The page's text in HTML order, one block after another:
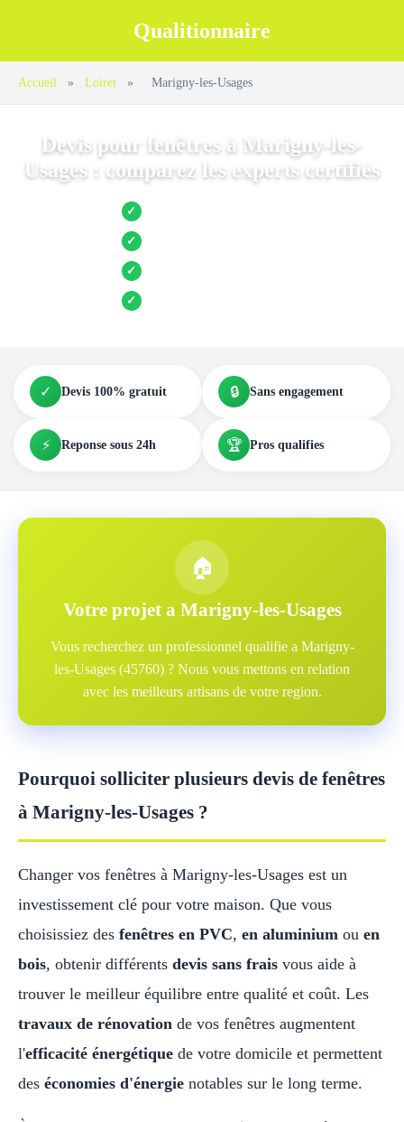
Qualitionnaire
Accueil » Loiret » Marigny-les-Usages
Devis pour fenêtres à Marigny-les-
Usages : comparez les experts certifiés
✓ Jusqu’à 3 devis comparés
✓ Entreprises locales vérifiées
✓ Pose garantie
✓ Aides et primes incluses
✓ Devis 100% gratuit 🔒 Sans engagement
⚡ Reponse sous 24h 🏆 Pros qualifies
🏠
Votre projet a Marigny-les-Usages
Vous recherchez un professionnel qualifie a Marigny-
les-Usages (45760) ? Nous vous mettons en relation
avec les meilleurs artisans de votre region.
Pourquoi solliciter plusieurs devis de fenêtres
à Marigny-les-Usages ?
Changer vos fenêtres à Marigny-les-Usages est un
investissement clé pour votre maison. Que vous
choisissiez des fenêtres en PVC, en aluminium ou en
bois, obtenir différents devis sans frais vous aide à
trouver le meilleur équilibre entre qualité et coût. Les
travaux de rénovation de vos fenêtres augmentent
l'efficacité énergétique de votre domicile et permettent
des économies d'énergie notables sur le long terme.